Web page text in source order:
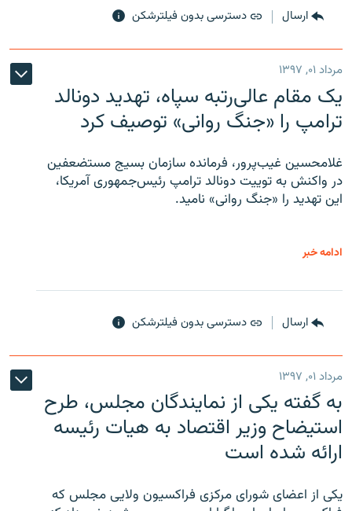
ارسال دسترسی بدون فیلترشکن
مرداد ۰۱, ۱۳۹۷
یک مقام عالی‌رتبه سپاه، تهدید دونالد
ترامپ را «جنگ روانی» توصیف کرد
غلامحسین غیب‌پرور، فرمانده سازمان بسیج مستضعفین
در واکنش به توییت دونالد ترامپ رئیس‌جمهوری آمریکا،
این تهدید را «جنگ روانی» نامید.
ادامه خبر
ارسال دسترسی بدون فیلترشکن
مرداد ۰۱, ۱۳۹۷
به گفته یکی از نمایندگان مجلس، طرح
استیضاح وزیر اقتصاد به هیات رئیسه
ارائه شده است
یکی از اعضای شورای مرکزی فراکسیون ولایی مجلس که